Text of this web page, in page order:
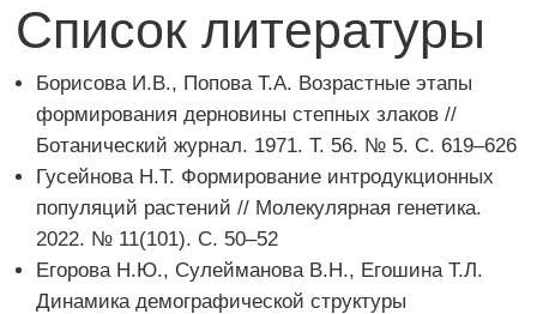
Список литературы
Борисова И.В., Попова Т.А. Возрастные этапы
формирования дерновины степных злаков //
Ботанический журнал. 1971. Т. 56. № 5. С. 619–626
Гусейнова Н.Т. Формирование интродукционных
популяций растений // Молекулярная генетика.
2022. № 11(101). С. 50–52
Егорова Н.Ю., Сулейманова В.Н., Егошина Т.Л.
Динамика демографической структуры